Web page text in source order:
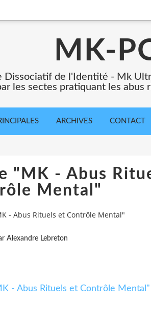
MK-
Dissociatif de l'Identité - Mk
les sectes pratiquant les abus
ARCHIVES CONTACT
"MK - Abus
Mental"
- Abus Rituels et Contrôle Mental"
Alexandre Lebreton